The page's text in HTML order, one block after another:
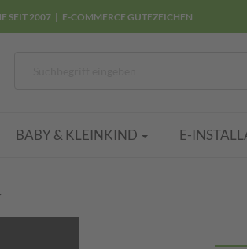
SEIT 2007 E-COMMERCE GÜTEZEICHEN
BABY & KLEINKIND E-